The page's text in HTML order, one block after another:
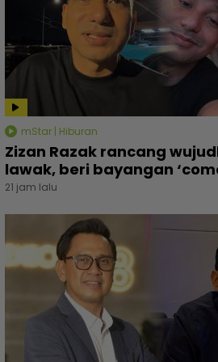
mStar | Hiburan
Zizan Razak rancang
lawak, beri bayangan
21 jam lalu